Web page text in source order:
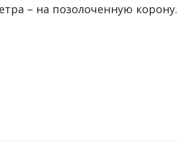
– на позолоченную корону.